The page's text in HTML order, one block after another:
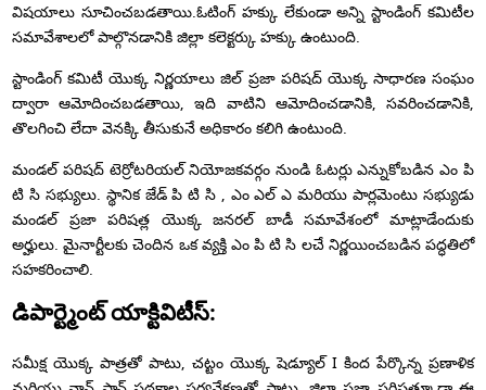
విషయాలు సూచించబడతాయి.ఓటింగ్ హక్కు లేకుండా అన్ని స్టాండింగ్ కమిటీల
సమావేశాలలో పాల్గొనడానికి జిల్లా కలెక్టర్కు హక్కు ఉంటుంది.
స్టాండింగ్ కమిటీ యొక్క నిర్ణయాలు జిల్ ప్రజా పరిషద్ యొక్క సాధారణ సంఘం
ద్వారా ఆమోదించబడతాయి, ఇది వాటిని ఆమోదించడానికి, సవరించడానికి,
తొలగించి లేదా వెనక్కి తీసుకునే అధికారం కలిగి ఉంటుంది.
మండల్ పరిషద్ టెర్రోటరియల్ నియోజకవర్గం నుండి ఓటర్లు ఎన్నుకోబడిన ఎం పి
టి సి సభ్యులు. స్థానిక జేడ్ పి టి సి , ఎం ఎల్ ఎ మరియు పార్లమెంటు సభ్యుడు
మండల్ ప్రజా పరిషత్ల యొక్క జనరల్ బాడీ సమావేశంలో మాట్లాడేందుకు
అర్హులు. మైనార్టీలకు చెందిన ఒక వ్యక్తి ఎం పి టి సి లచే నిర్ణయించబడిన పద్ధతిలో
సహకరించాలి.
డిపార్ట్మెంట్ యాక్టివిటీస్:
సమీక్ష యొక్క పాత్రతో పాటు, చట్టం యొక్క షెడ్యూల్ I కింద పేర్కొన్న ప్రణాళిక